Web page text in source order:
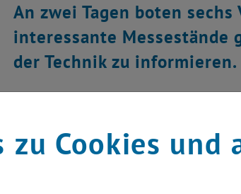
An zwei Tagen boten
interessante Messestände
der Technik zu informieren.
zu Cookies und